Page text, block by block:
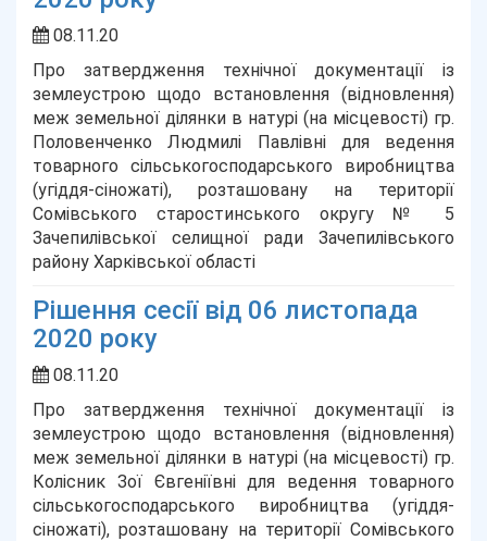
08.11.20
Про затвердження технічної документації із
землеустрою щодо встановлення (відновлення)
меж земельної ділянки в натурі (на місцевості) гр.
Половенченко Людмилі Павлівні для ведення
товарного сільськогосподарського виробництва
(угіддя-сіножаті), розташовану на території
Сомівського старостинського округу № 5
Зачепилівської селищної ради Зачепилівського
району Харківської області
Рішення сесії від 06 листопада
2020 року
08.11.20
Про затвердження технічної документації із
землеустрою щодо встановлення (відновлення)
меж земельної ділянки в натурі (на місцевості) гр.
Колісник Зої Євгеніївні для ведення товарного
сільськогосподарського виробництва (угіддя-
сіножаті), розташовану на території Сомівського